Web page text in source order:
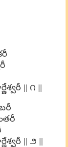
|| ౧ ||
|| ౨ ||